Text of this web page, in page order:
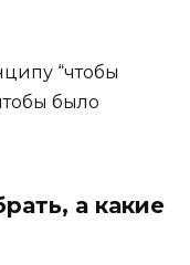
“чтобы
было
а какие